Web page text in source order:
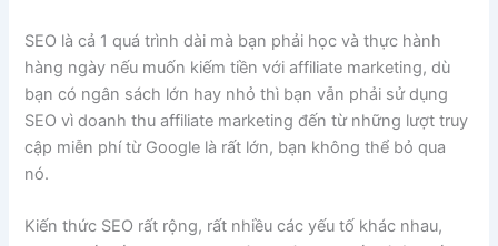
SEO là cả 1 quá trình dài mà bạn phải học và thực hành
hàng ngày nếu muốn kiếm tiền với affiliate marketing, dù
bạn có ngân sách lớn hay nhỏ thì bạn vẫn phải sử dụng
SEO vì doanh thu affiliate marketing đến từ những lượt truy
cập miễn phí từ Google là rất lớn, bạn không thể bỏ qua
nó.
Kiến thức SEO rất rộng, rất nhiều các yếu tố khác nhau,